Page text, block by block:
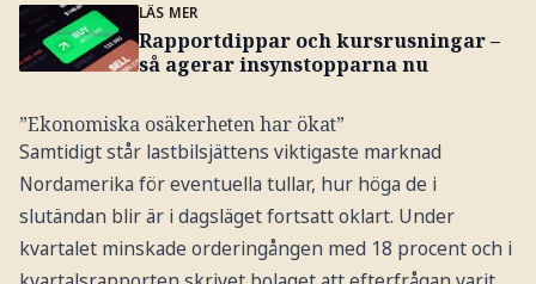
LÄS MER
Rapportdippar och kursrusningar –
så agerar insynstopparna nu
”Ekonomiska osäkerheten har ökat”
Samtidigt står lastbilsjättens viktigaste marknad
Nordamerika för eventuella tullar, hur höga de i
slutändan blir är i dagsläget fortsatt oklart. Under
kvartalet minskade orderingången med 18 procent och i